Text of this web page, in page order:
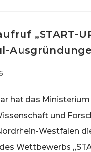
„START-
hat das
und
Westfalen
Wettbewerbs